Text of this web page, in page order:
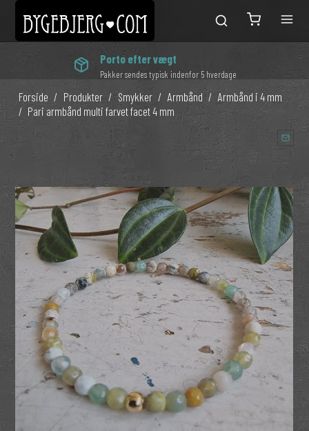
Porto efter vægt
Pakker sendes typisk indenfor 5 hverdage
Forside / Produkter / Smykker / Armbånd / Armbånd i 4 mm
/ Pari armbånd multi farvet facet 4 mm